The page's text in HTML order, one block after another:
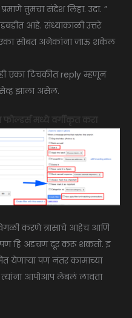
तुमचा संदेश लिहा. उदा. ”
आहे. संध्याकाळी उत्तरे
एका सोबत अनेकांना जाऊ शकेल
एका टिचकीत reply म्हणून
झाला असेल.
मध्ये वर्गीकृत करा
करणे त्रासाचे आहेच आणि
हि अडचण दूर करू शकतो. इ
येणाऱ्या पण नंतर कामाच्या
आपोआप लेबलं लावता